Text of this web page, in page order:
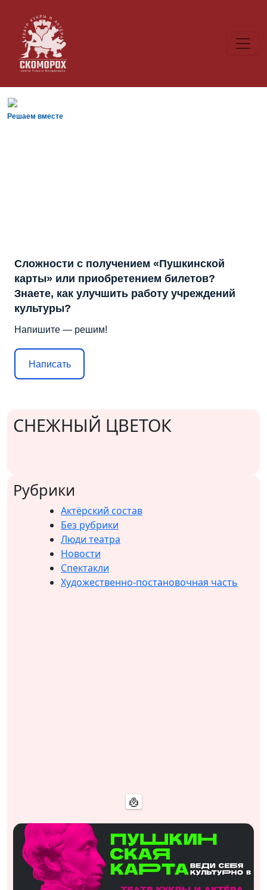
Решаем вместе
Сложности с получением «Пушкинской
карты» или приобретением билетов?
Знаете, как улучшить работу учреждений
культуры?
Напишите — решим!
Написать
СНЕЖНЫЙ ЦВЕТОК
Рубрики
Актёрский состав
Без рубрики
Люди театра
Новости
Спектакли
Художественно-постановочная часть